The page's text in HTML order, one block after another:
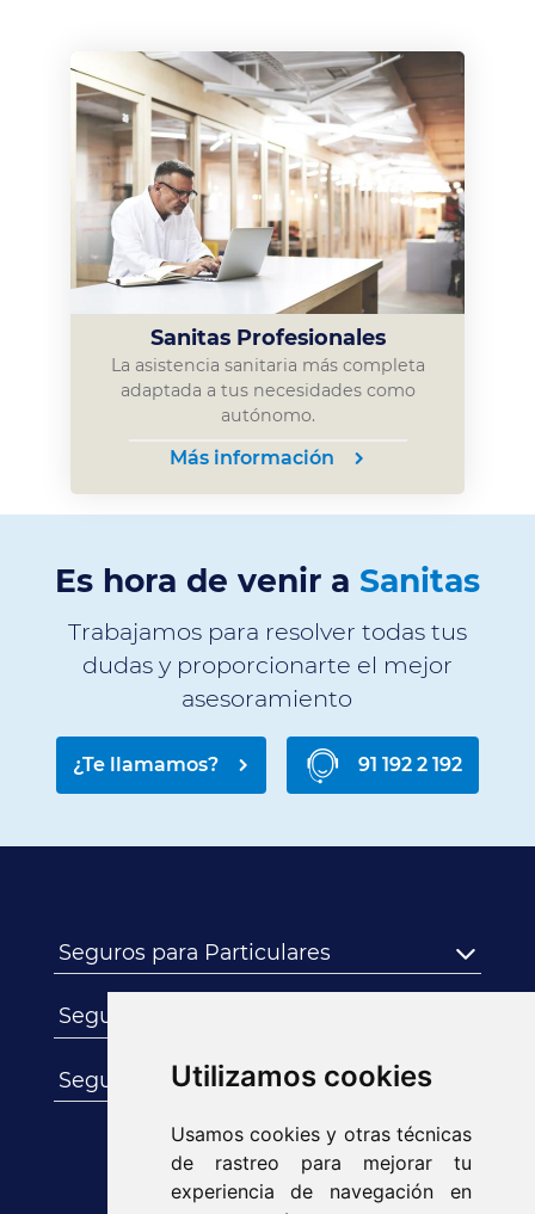
Utilizamos cookies
Usamos cookies y otras técnicas
de rastreo para mejorar tu
experiencia de navegación en
Sanitas Profesionales
La asistencia sanitaria más completa
adaptada a tus necesidades como
autónomo.
Más información
Es hora de venir a Sanitas
Trabajamos para resolver todas tus
dudas y proporcionarte el mejor
asesoramiento
¿Te llamamos? 91 192 2 192
Seguros para Particulares
Seguros para Empresas
Seguros para Autónomos